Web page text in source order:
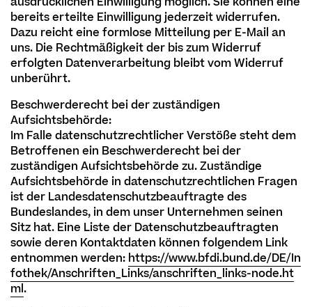
bereits erteilte Einwilligung jederzeit widerrufen.
Dazu reicht eine formlose Mitteilung per E-Mail an
uns. Die Rechtmäßigkeit der bis zum Widerruf
erfolgten Datenverarbeitung bleibt vom Widerruf
unberührt.
Beschwerderecht bei der zuständigen
Aufsichtsbehörde:
Im Falle datenschutzrechtlicher Verstöße steht dem
Betroffenen ein Beschwerderecht bei der
zuständigen Aufsichtsbehörde zu. Zuständige
Aufsichtsbehörde in datenschutzrechtlichen Fragen
ist der Landesdatenschutzbeauftragte des
Bundeslandes, in dem unser Unternehmen seinen
Sitz hat. Eine Liste der Datenschutzbeauftragten
sowie deren Kontaktdaten können folgendem Link
entnommen werden: https://www.bfdi.bund.de/DE/In
fothek/Anschriften_Links/anschriften_links-node.ht
ml.